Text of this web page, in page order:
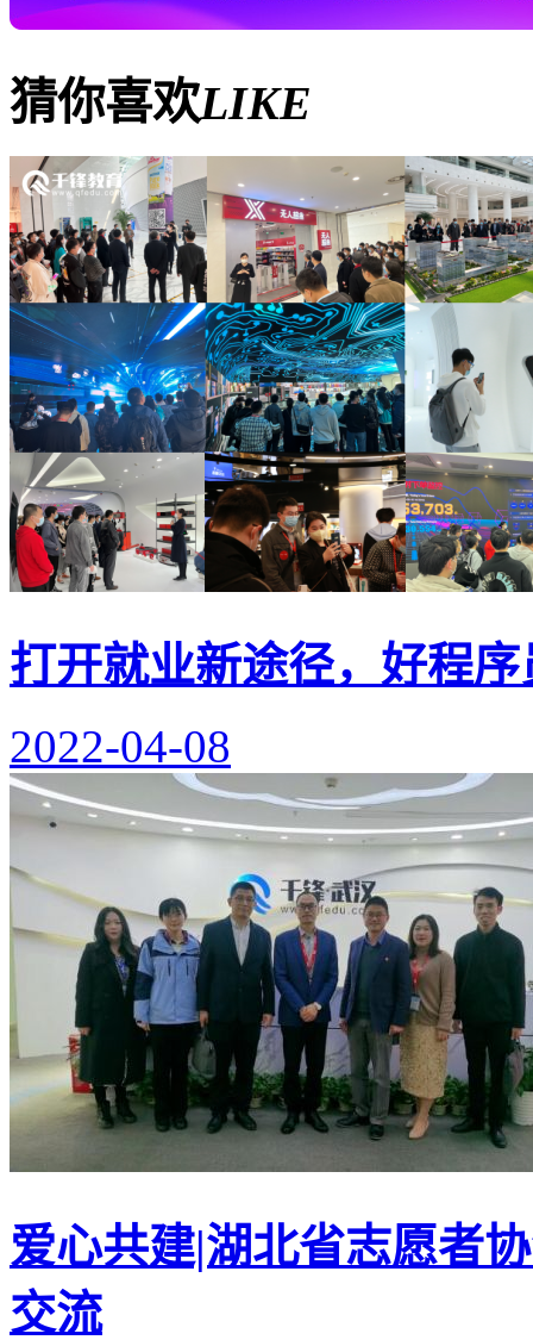
猜你喜欢LIKE
打开就业新途径，好程
2022-04-08
爱心共建|湖北省志愿者
交流